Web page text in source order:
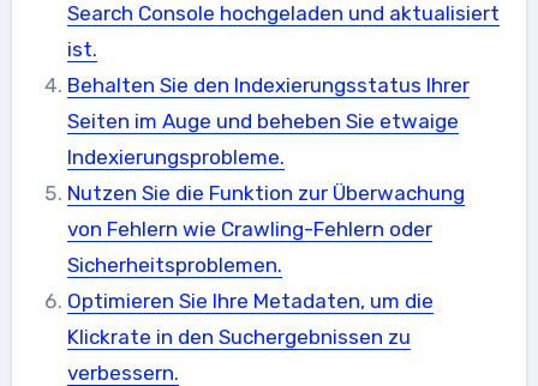
Search Console hochgeladen und aktualisiert
ist.
Behalten Sie den Indexierungsstatus Ihrer
Seiten im Auge und beheben Sie etwaige
Indexierungsprobleme.
Nutzen Sie die Funktion zur Überwachung
von Fehlern wie Crawling-Fehlern oder
Sicherheitsproblemen.
Optimieren Sie Ihre Metadaten, um die
Klickrate in den Suchergebnissen zu
verbessern.